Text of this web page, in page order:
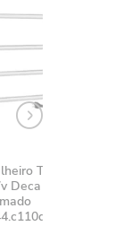
Térmico
Deca You